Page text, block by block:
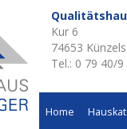
Kur 6
74653
Tel.: 0 79 40/9
Home
-